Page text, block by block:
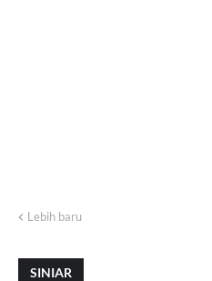
Lebih baru
SINIAR